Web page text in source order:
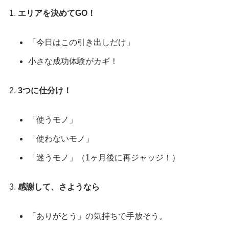
エリアを決めてGO！
「今日はこの引き出しだけ」
小さな成功体験がカギ！
3つに仕分け！
「使うモノ」
「使わないモノ」
「迷うモノ」（1ヶ月後に再ジャッジ！）
感謝して、さようなら
「ありがとう」の気持ちで手放そう。